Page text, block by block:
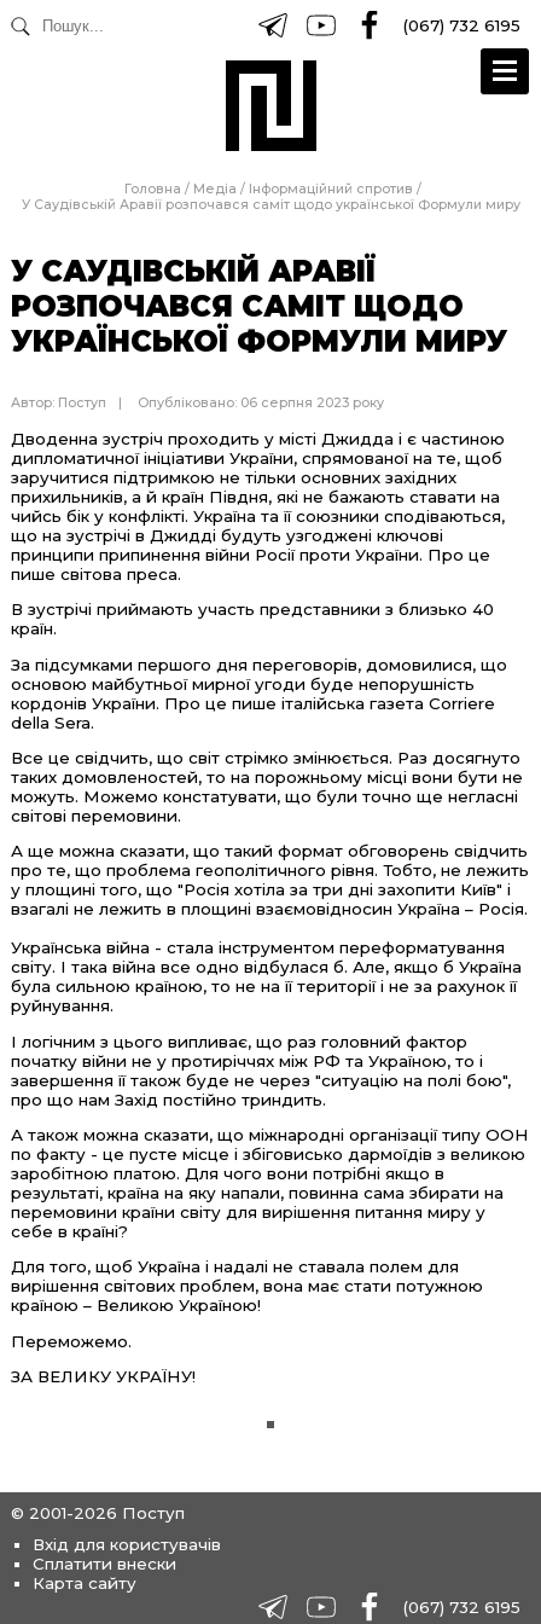
(067) 732 6195
Головна / Медіа / Інформаційний спротив /
У Саудівській Аравії розпочався саміт щодо української Формули миру
У САУДІВСЬКІЙ АРАВІЇ
РОЗПОЧАВСЯ САМІТ ЩОДО
УКРАЇНСЬКОЇ ФОРМУЛИ МИРУ
Автор: Поступ Опубліковано: 06 серпня 2023 року
Дводенна зустріч проходить у місті Джидда і є частиною
дипломатичної ініціативи України, спрямованої на те, щоб
заручитися підтримкою не тільки основних західних
прихильників, а й країн Півдня, які не бажають ставати на
чийсь бік у конфлікті. Україна та її союзники сподіваються,
що на зустрічі в Джидді будуть узгоджені ключові
принципи припинення війни Росії проти України. Про це
пише світова преса.
В зустрічі приймають участь представники з близько 40
країн.
За підсумками першого дня переговорів, домовилися, що
основою майбутньої мирної угоди буде непорушність
кордонів України. Про це пише італійська газета Corriere
della Sera.
Все це свідчить, що світ стрімко змінюється. Раз досягнуто
таких домовленостей, то на порожньому місці вони бути не
можуть. Можемо констатувати, що були точно ще негласні
світові перемовини.
А ще можна сказати, що такий формат обговорень свідчить
про те, що проблема геополітичного рівня. Тобто, не лежить
у площині того, що "Росія хотіла за три дні захопити Київ" і
взагалі не лежить в площині взаємовідносин Україна – Росія.
Українська війна - стала інструментом переформатування
світу. І така війна все одно відбулася б. Але, якщо б Україна
була сильною країною, то не на її території і не за рахунок її
руйнування.
І логічним з цього випливає, що раз головний фактор
початку війни не у протиріччях між РФ та Україною, то і
завершення її також буде не через "ситуацію на полі бою",
про що нам Захід постійно триндить.
А також можна сказати, що міжнародні організації типу ООН
по факту - це пусте місце і збіговисько дармоїдів з великою
заробітною платою. Для чого вони потрібні якщо в
результаті, країна на яку напали, повинна сама збирати на
перемовини країни світу для вирішення питання миру у
себе в країні?
Для того, щоб Україна і надалі не ставала полем для
вирішення світових проблем, вона має стати потужною
країною – Великою Україною!
Переможемо.
ЗА ВЕЛИКУ УКРАЇНУ!
© 2001-2026 Поступ
Вхід для користувачів
Сплатити внески
Карта сайту
(067) 732 6195